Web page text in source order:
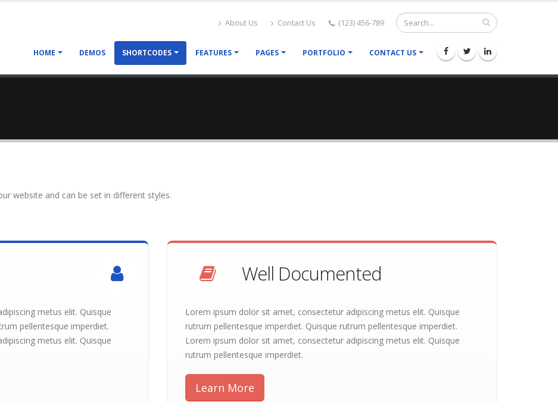
About Us Contact Us (123) 456-789
HOME DEMOS SHORTCODES FEATURES PAGES PORTFOLIO CONTACT US
website and can be set in different styles.
metus elit. Quisque
pellentesque imperdiet.
metus elit. Quisque
Well Documented
Lorem ipsum dolor sit amet, consectetur adipiscing metus elit. Quisque
rutrum pellentesque imperdiet. Quisque rutrum pellentesque imperdiet.
Lorem ipsum dolor sit amet, consectetur adipiscing metus elit. Quisque
rutrum pellentesque imperdiet.
Learn More